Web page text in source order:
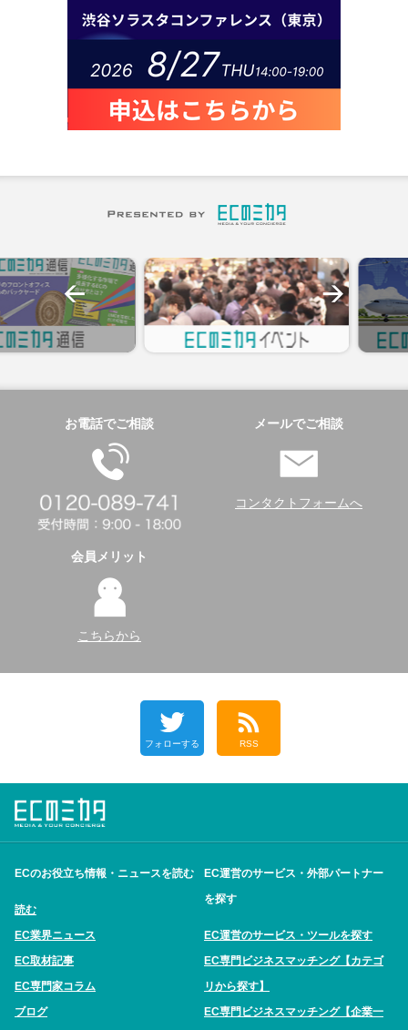
お電話でご相談 メールでご相談
コンタクトフォームへ
会員メリット
こちらから
フォローする RSS
ECのお役立ち情報・ニュースを読む
読む
EC業界ニュース
EC取材記事
EC専門家コラム
ブログ
EC運営のサービス・外部パートナー
を探す
EC運営のサービス・ツールを探す
EC専門ビジネスマッチング【カテゴ
リから探す】
EC専門ビジネスマッチング【企業一